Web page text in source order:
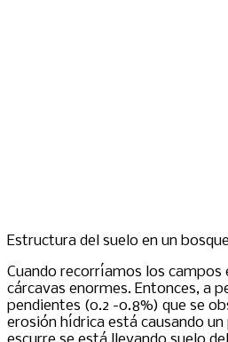
Estructura del suelo en un
Cuando recorríamos los campos
cárcavas enormes. Entonces, a
pendientes (0.2 -0.8%) que se
erosión hídrica está causando